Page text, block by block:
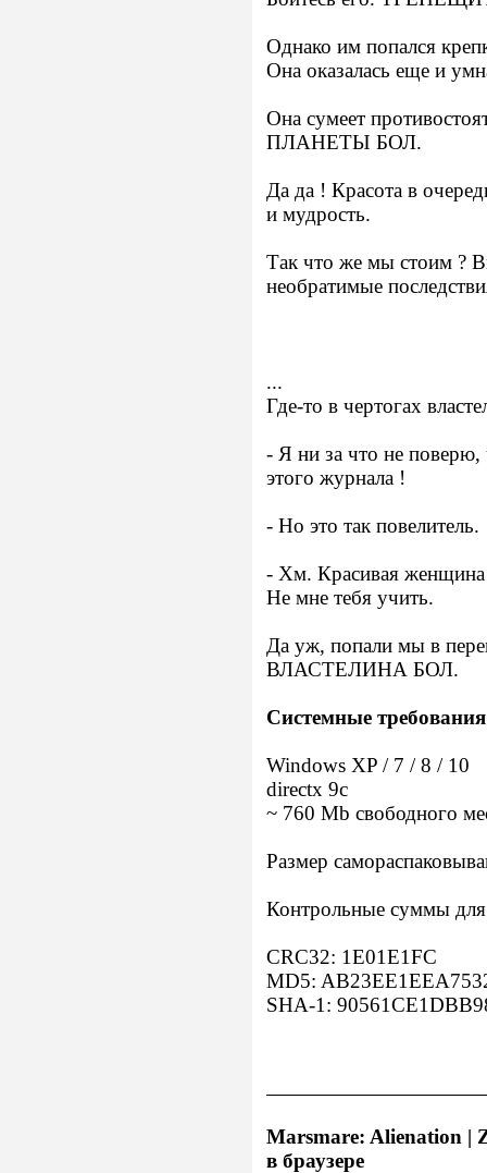
Однако им попался
Она оказалась еще и
Она сумеет
ПЛАНЕТЫ БОЛ.
Да да ! Красота в
и мудрость.
Так что же мы стоим ?
необратимые
...
Где-то в чертогах
- Я ни за что не поверю,
этого журнала !
- Но это так повелитель.
- Хм. Красивая женщина
Не мне тебя учить.
Да уж, попали мы в
ВЛАСТЕЛИНА БОЛ.
Системные
Windows XP / 7 / 8 / 10
directx 9c
~ 760 Mb свободного
Размер
Контрольные суммы для
CRC32: 1E01E1FC
MD5:
SHA-1:
Marsmare: Alienation |
в браузере